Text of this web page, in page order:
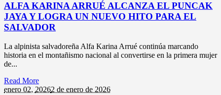
ALFA KARINA ARRUÉ ALCANZA EL PUNCAK
JAYA Y LOGRA UN NUEVO HITO PARA EL
SALVADOR
La alpinista salvadoreña Alfa Karina Arrué continúa marcando
historia en el montañismo nacional al convertirse en la primera mujer
de...
Read More
enero 02, 20262 de enero de 2026